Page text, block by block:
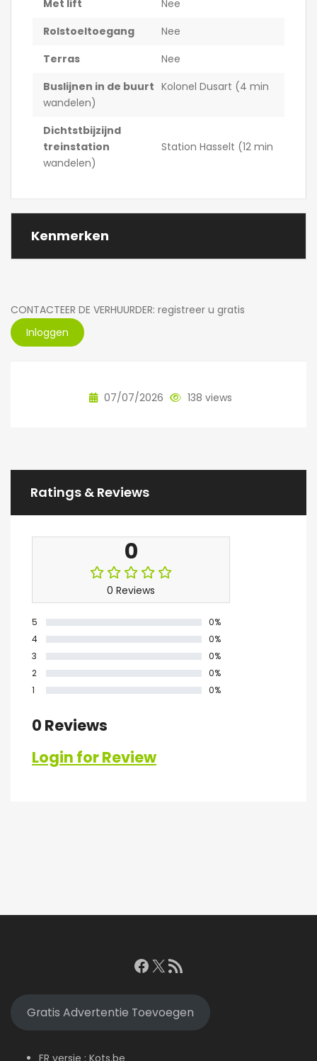
Met lift
Nee
Rolstoeltoegang
Nee
Terras
Nee
Buslijnen in de buurt Kolonel Dusart (4 min
wandelen)
Dichtstbijzijnd
treinstation
Station Hasselt (12 min
wandelen)
Kenmerken
CONTACTEER DE VERHUURDER: registreer u gratis
Inloggen
07/07/2026 138 views
Ratings & Reviews
0
0 Reviews
5
0%
4
0%
3
0%
2
0%
1
0%
0 Reviews
Login for Review
Facebook
X RSS feed
Gratis Advertentie Toevoegen